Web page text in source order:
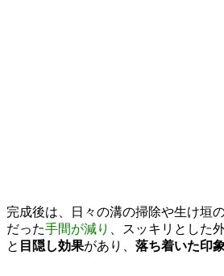
完成後は、日々の溝の掃除や生け垣
だった手間が減り 、スッキリとした
と 目隠し効果があり、 落ち着いた印象